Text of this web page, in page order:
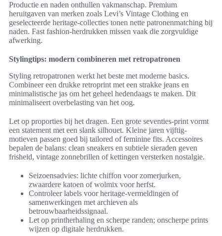
Productie en naden onthullen vakmanschap. Premium
heruitgaven van merken zoals Levi’s Vintage Clothing en
geselecteerde heritage-collecties tonen nette patronenmatching bij
naden. Fast fashion-herdrukken missen vaak die zorgvuldige
afwerking.
Stylingtips: modern combineren met retropatronen
Styling retropatronen werkt het beste met moderne basics.
Combineer een drukke retroprint met een strakke jeans en
minimalistische jas om het geheel hedendaags te maken. Dit
minimaliseert overbelasting van het oog.
Let op proporties bij het dragen. Een grote seventies-print vormt
een statement met een slank silhouet. Kleine jaren vijftig-
motieven passen goed bij tailored of feminine fits. Accessoires
bepalen de balans: clean sneakers en subtiele sieraden geven
frisheid, vintage zonnebrillen of kettingen versterken nostalgie.
Seizoensadvies: lichte chiffon voor zomerjurken,
zwaardere katoen of wolmix voor herfst.
Controleer labels voor heritage-vermeldingen of
samenwerkingen met archieven als
betrouwbaarheidssignaal.
Let op printherhaling en scherpe randen; onscherpe prints
wijzen op digitale herdrukken.